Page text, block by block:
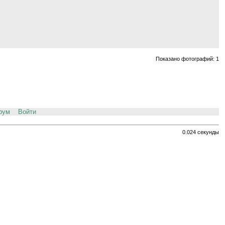
Показано фотографий: 1
Войти
0.024 секунды